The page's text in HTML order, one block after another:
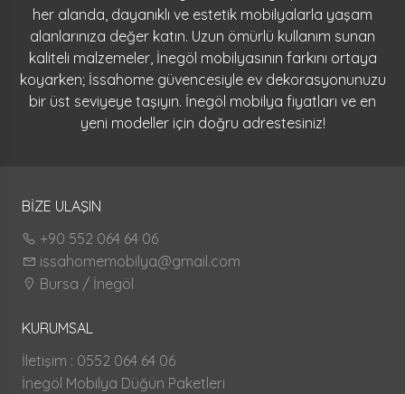
her alanda, dayanıklı ve estetik mobilyalarla yaşam
alanlarınıza değer katın. Uzun ömürlü kullanım sunan
kaliteli malzemeler, İnegöl mobilyasının farkını ortaya
koyarken; İssahome güvencesiyle ev dekorasyonunuzu
bir üst seviyeye taşıyın. İnegöl mobilya fiyatları ve en
yeni modeller için doğru adrestesiniz!
BİZE ULAŞIN
+90 552 064 64 06
issahomemobilya@gmail.com
Bursa / İnegöl
KURUMSAL
İletişim : 0552 064 64 06
İnegöl Mobilya Düğün Paketleri